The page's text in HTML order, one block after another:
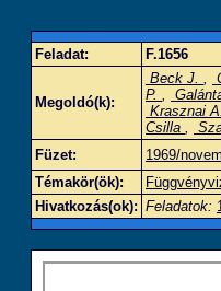
Feladat: F.1656
Megoldó(k):
Beck J. ,
P. ,
Krasznai A.
Csilla ,
Füzet:
1969/
Témakör(ök):
Hivatkozás(ok): Feladatok: